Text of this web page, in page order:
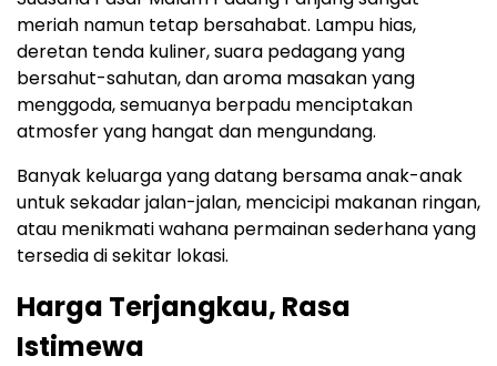
meriah namun tetap bersahabat. Lampu hias,
deretan tenda kuliner, suara pedagang yang
bersahut-sahutan, dan aroma masakan yang
menggoda, semuanya berpadu menciptakan
atmosfer yang hangat dan mengundang.
Banyak keluarga yang datang bersama anak-anak
untuk sekadar jalan-jalan, mencicipi makanan ringan,
atau menikmati wahana permainan sederhana yang
tersedia di sekitar lokasi.
Harga Terjangkau, Rasa
Istimewa